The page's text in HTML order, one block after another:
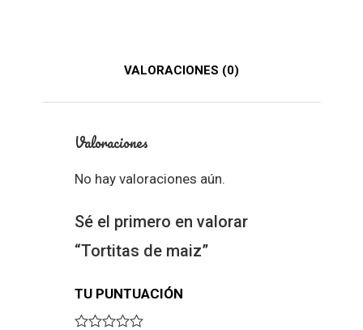
VALORACIONES (0)
Valoraciones
No hay valoraciones aún.
Sé el primero en valorar
“Tortitas de maiz”
TU PUNTUACIÓN